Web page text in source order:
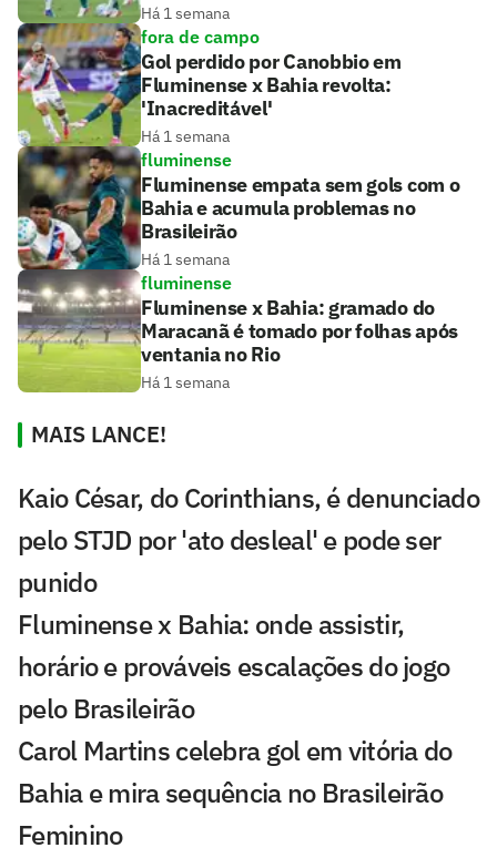
Há 1 semana
fora de campo
Gol perdido por Canobbio em
Fluminense x Bahia revolta:
'Inacreditável'
Há 1 semana
fluminense
Fluminense empata sem gols com o
Bahia e acumula problemas no
Brasileirão
Há 1 semana
fluminense
Fluminense x Bahia: gramado do
Maracanã é tomado por folhas após
ventania no Rio
Há 1 semana
MAIS LANCE!
Kaio César, do Corinthians, é denunciado
pelo STJD por 'ato desleal' e pode ser
punido
Fluminense x Bahia: onde assistir,
horário e prováveis escalações do jogo
pelo Brasileirão
Carol Martins celebra gol em vitória do
Bahia e mira sequência no Brasileirão
Feminino